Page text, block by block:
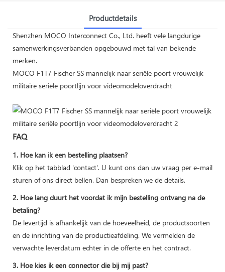
Productdetails
Shenzhen MOCO Interconnect Co., Ltd. heeft vele langdurige
samenwerkingsverbanden opgebouwd met tal van bekende
merken.
MOCO F1T7 Fischer SS mannelijk naar seriële poort vrouwelijk
militaire seriële poortlijn voor videomodeloverdracht
FAQ
1. Hoe kan ik een bestelling plaatsen?
Klik op het tabblad 'contact'. U kunt ons dan uw vraag per e-mail
sturen of ons direct bellen. Dan bespreken we de details.
2. Hoe lang duurt het voordat ik mijn bestelling ontvang na de
betaling?
De levertijd is afhankelijk van de hoeveelheid, de productsoorten
en de inrichting van de productieafdeling. We vermelden de
verwachte leverdatum echter in de offerte en het contract.
3. Hoe kies ik een connector die bij mij past?